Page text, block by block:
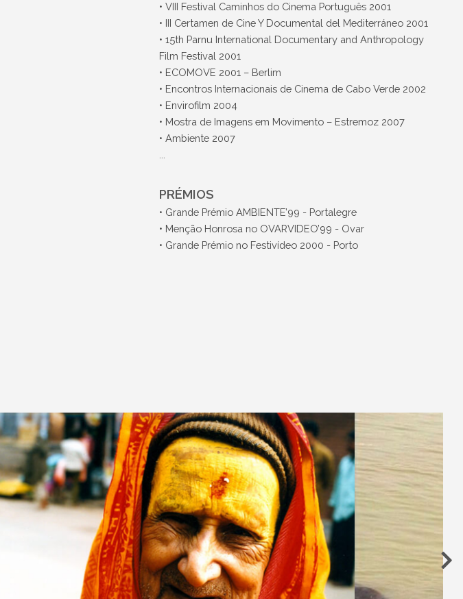
• VIII Festival Caminhos do Cinema Português 2001
• III Certamen de Cine Y Documental del Mediterráneo 2001
• 15th Parnu International Documentary and Anthropology
Film Festival 2001
• ECOMOVE 2001 – Berlim
• Encontros Internacionais de Cinema de Cabo Verde 2002
• Envirofilm 2004
• Mostra de Imagens em Movimento – Estremoz 2007
• Ambiente 2007
PRÉMIOS
• Grande Prémio AMBIENTE’99 - Portalegre
• Menção Honrosa no OVARVIDEO’99 - Ovar
• Grande Prémio no Festivídeo 2000 - Porto